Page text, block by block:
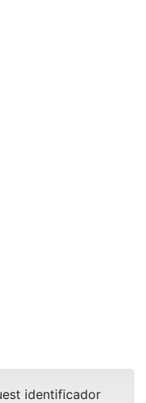
identificador